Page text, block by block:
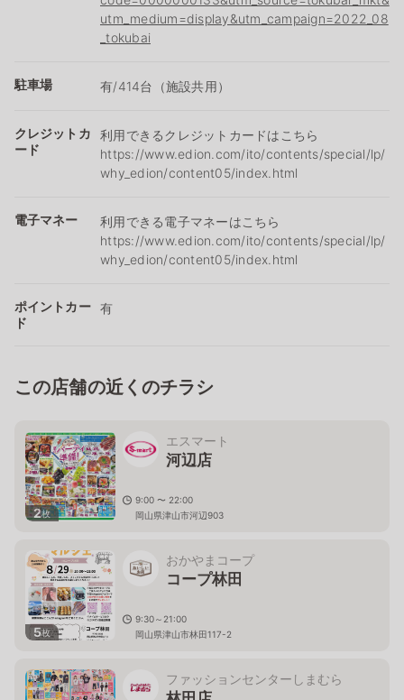
utm_medium=display&utm_campaign=2022_08
_tokubai
駐車場 有/414台（施設共用）
クレジットカ
ード
利用できるクレジットカードはこちら
https://www.edion.com/ito/contents/special/lp/
why_edion/content05/index.html
電子マネー
利用できる電子マネーはこちら
https://www.edion.com/ito/contents/special/lp/
why_edion/content05/index.html
ポイントカー
ド
有
この店舗の近くのチラシ
2枚
エスマート
河辺店
9:00 〜 22:00
岡山県津山市河辺903
5枚
おかやまコープ
コープ林田
9:30～21:00
岡山県津山市林田117-2
ファッションセンターしまむら